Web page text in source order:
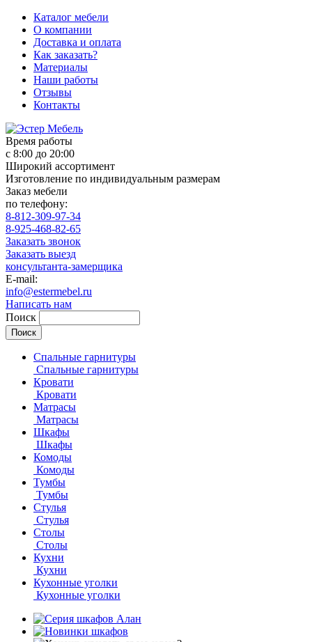
Каталог мебели
О компании
Доставка и оплата
Как заказать?
Материалы
Наши работы
Отзывы
Контакты
Время работы
с 8:00 до 20:00
Широкий ассортимент
Изготовление по индивидуальным размерам
Заказ мебели
по телефону:
8-812-309-97-34
8-925-468-82-65
Заказать звонок
Заказать выезд
консультанта-замерщика
E-mail:
info@estermebel.ru
Написать нам
Поиск
Спальные гарнитуры
Спальные гарнитуры
Кровати
Кровати
Матрасы
Матрасы
Шкафы
Шкафы
Комоды
Комоды
Тумбы
Тумбы
Стулья
Стулья
Столы
Столы
Кухни
Кухни
Кухонные уголки
Кухонные уголки